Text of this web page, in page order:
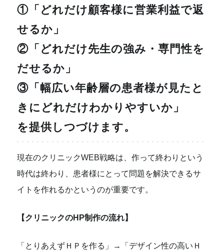
①「どれだけ顧客様に営業利益で返
せるか」
②「どれだけ先生の強み・専門性を
だせるか」
③「幅広い年齢層の患者様が見たと
きにどれだけわかりやすいか」
を提供しつづけます。
現在のクリニックWEB戦略は、作って終わりという
時代は終わり、患者様にとって問題を解決できるサ
イトを作れるかというのが重要です。
【クリニックのHP制作の流れ】
「とりあえずＨＰを作る」→「デザイン性の高いＨ